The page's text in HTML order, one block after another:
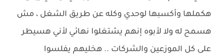
هكملها وأكسبها لوحدي وكله عن طريق الشغل ، مش
هسمح له ولا لأبوه إنهم يشتغلوا نهائي لأني هسيطر
على كل الموزعين والشركات .. هخليهم يفلسوا